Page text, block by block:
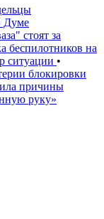
Думе
стоят за
беспилотников на
ситуации •
блокировки
причины
руку»